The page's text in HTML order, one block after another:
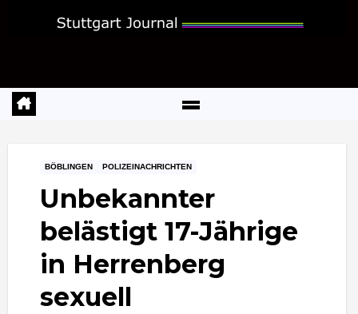
BÖBLINGEN POLIZEINACHRICHTEN
Unbekannter
belästigt 17-Jährige
in Herrenberg
sexuell